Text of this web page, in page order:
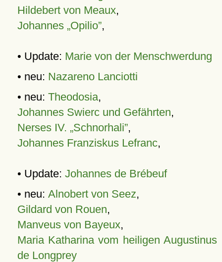
Hildebert von Meaux,
Johannes „Opilio”,
• Update: Marie von der Menschwerdung
• neu: Nazareno Lanciotti
• neu: Theodosia,
Johannes Swierc und Gefährten,
Nerses IV. „Schnorhali”,
Johannes Franziskus Lefranc,
• Update: Johannes de Brébeuf
• neu: Alnobert von Seez,
Gildard von Rouen,
Manveus von Bayeux,
Maria Katharina vom heiligen Augustinus
de Longprey